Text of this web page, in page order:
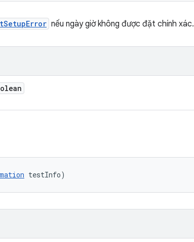
nếu ngày giờ không được đặt chính xác.
testInfo)